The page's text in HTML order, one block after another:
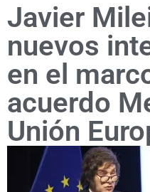
Javier
nuevos
en el
acuerdo
Unión